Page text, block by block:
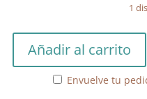
1
Lacre
Árbol
Añadir al carrito
Envuelve tu